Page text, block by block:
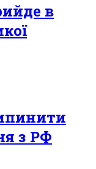
в
з РФ